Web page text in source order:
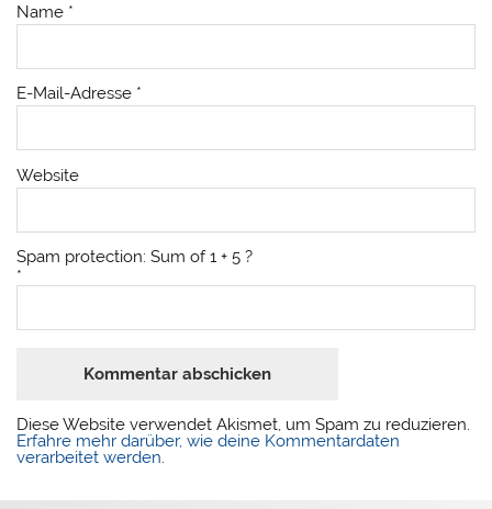
Name *
E-Mail-Adresse *
Website
Spam protection: Sum of 1 + 5 ?
*
Diese Website verwendet Akismet, um Spam zu reduzieren.
Erfahre mehr darüber, wie deine Kommentardaten
verarbeitet werden.